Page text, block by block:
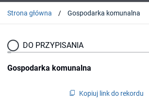
Strona główna Gospodarka komunalna
DO PRZYPISANIA
Gospodarka komunalna
Kopiuj link do rekordu